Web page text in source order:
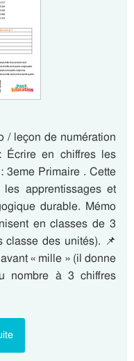
/ leçon de numération
Écrire en chiffres les
3eme Primaire . Cette
apprentissages et
durable. Mémo
en classes de 3
classe des unités). 📌
« mille » (il donne
nombre à 3 chiffres